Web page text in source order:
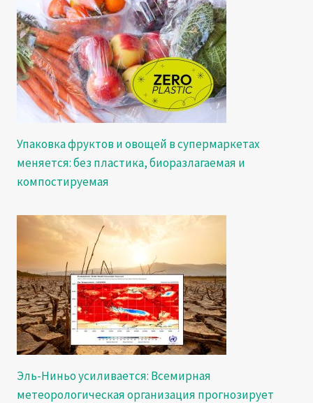
Упаковка фруктов и овощей в супермаркетах
меняется: без пластика, биоразлагаемая и
компостируемая
Эль-Ниньо усиливается: Всемирная
метеорологическая организация прогнозирует